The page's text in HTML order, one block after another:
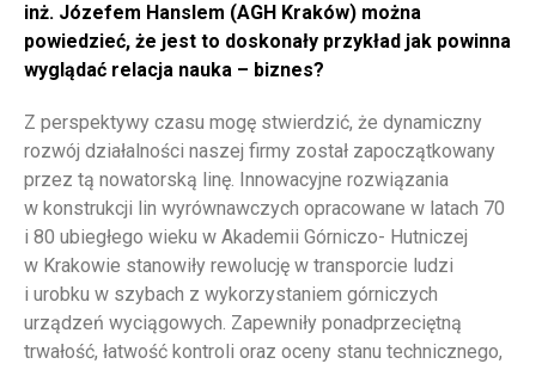
inż. Józefem Hanslem (AGH Kraków) można
powiedzieć, że jest to doskonały przykład jak powinna
wyglądać relacja nauka – biznes?
Z perspektywy czasu mogę stwierdzić, że dynamiczny
rozwój działalności naszej firmy został zapoczątkowany
przez tą nowatorską linę. Innowacyjne rozwiązania
w konstrukcji lin wyrównawczych opracowane w latach 70
i 80 ubiegłego wieku w Akademii Górniczo- Hutniczej
w Krakowie stanowiły rewolucję w transporcie ludzi
i urobku w szybach z wykorzystaniem górniczych
urządzeń wyciągowych. Zapewniły ponadprzeciętną
trwałość, łatwość kontroli oraz oceny stanu technicznego,